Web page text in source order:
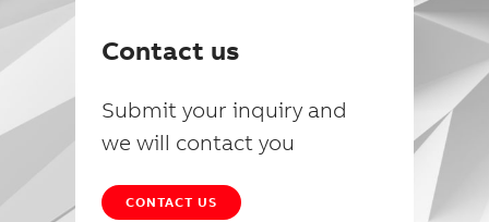
Contact us
Submit your inquiry and
we will contact you
CONTACT US